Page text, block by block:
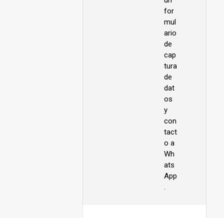
for
mul
ario
de
cap
tura
de
dat
os
y
con
tact
o a
Wh
ats
App
.